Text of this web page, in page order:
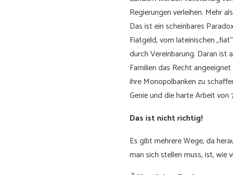
Regierungen verleihen. Mehr
Das ist ein scheinbares
Fiatgeld, vom lateinischen
durch Vereinbarung. Daran ist
Familien das Recht
ihre Monopolbanken zu
Genie und die harte Arbeit von
Das ist nicht richtig!
Es gibt mehrere Wege, da
man sich stellen muss, ist, wie